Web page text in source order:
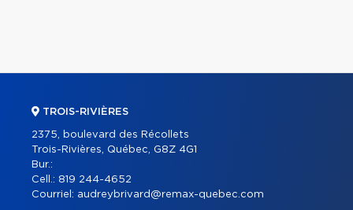
TROIS-RIVIÈRES
2375, boulevard des Récollets
Trois-Rivières, Québec, G8Z 4G1
Bur.:
Cell.: 819 244-4652
Courriel: audreybrivard@remax-quebec.com